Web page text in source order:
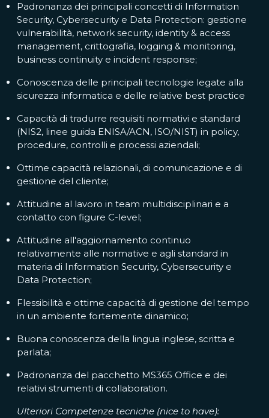
Padronanza dei principali concetti di Information
Security, Cybersecurity e Data Protection: gestione
vulnerabilità, network security, identity & access
management, crittografia, logging & monitoring,
business continuity e incident response;
Conoscenza delle principali tecnologie legate alla
sicurezza informatica e delle relative best practice
Capacità di tradurre requisiti normativi e standard
(NIS2, linee guida ENISA/ACN, ISO/NIST) in policy,
procedure, controlli e processi aziendali;
Ottime capacità relazionali, di comunicazione e di
gestione del cliente;
Attitudine al lavoro in team multidisciplinari e a
contatto con figure C-level;
Attitudine all'aggiornamento continuo
relativamente alle normative e agli standard in
materia di Information Security, Cybersecurity e
Data Protection;
Flessibilità e ottime capacità di gestione del tempo
in un ambiente fortemente dinamico;
Buona conoscenza della lingua inglese, scritta e
parlata;
Padronanza del pacchetto MS365 Office e dei
relativi strumenti di collaboration.
Ulteriori Competenze tecniche (nice to have):